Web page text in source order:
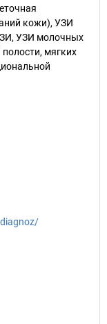
кожи), УЗИ
УЗИ молочных
мягких